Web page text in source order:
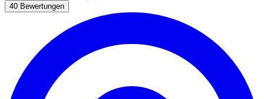
40 Bewertungen